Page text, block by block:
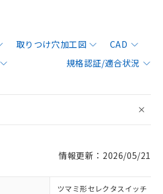
取りつけ穴加工図
CAD
規格認証/適合状況
情報更新：2026/05/21
ツマミ形セレクタスイッチ